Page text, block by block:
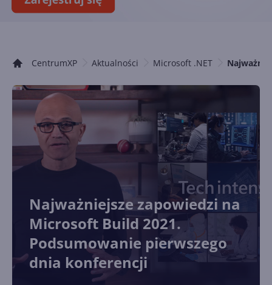
CentrumXP Aktualności Microsoft .NET
Najważniejsze zapowiedzi na
Microsoft Build 2021.
Podsumowanie pierwszego
dnia konferencji